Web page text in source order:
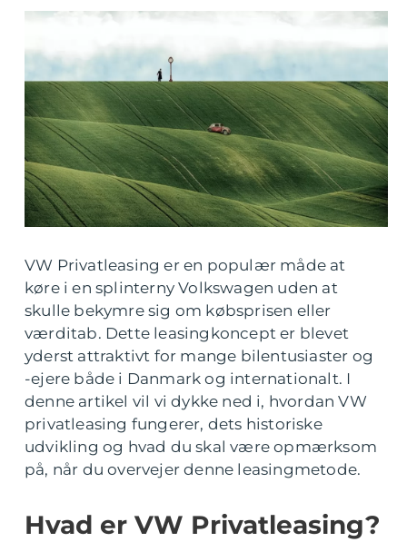
VW Privatleasing er en populær måde at
køre i en splinterny Volkswagen uden at
skulle bekymre sig om købsprisen eller
værditab. Dette leasingkoncept er blevet
yderst attraktivt for mange bilentusiaster og
-ejere både i Danmark og internationalt. I
denne artikel vil vi dykke ned i, hvordan VW
privatleasing fungerer, dets historiske
udvikling og hvad du skal være opmærksom
på, når du overvejer denne leasingmetode.
Hvad er VW Privatleasing?